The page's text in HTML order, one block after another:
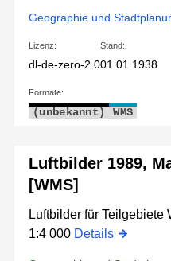
Geographie und
Lizenz:
dl-de-zero-2.0
Stand:
01.01.1938
Formate:
(unbekannt) WMS
Luftbilder 1989,
[WMS]
Luftbilder für Teilgebiete
1:4 000 Details